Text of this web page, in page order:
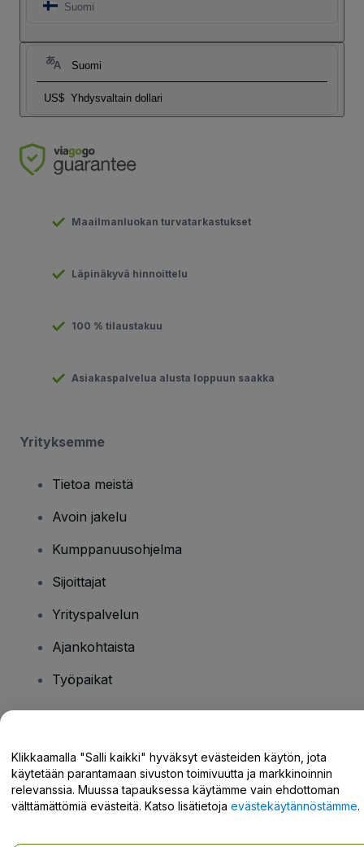
Suomi
Suomi
US$ Yhdysvaltain dollari
Maailmanluokan turvatarkastukset
Läpinäkyvä hinnoittelu
100 % tilaustakuu
Asiakaspalvelua alusta loppuun saakka
Yrityksemme
Tietoa meistä
Avoin jakelu
Kumppanuusohjelma
Sijoittajat
Yrityspalvelun
Ajankohtaista
Työpaikat
Tukikeskus / Ota meihin yhteyttä
Klikkaamalla "Salli kaikki" hyväksyt evästeiden käytön, jota
käytetään parantamaan sivuston toimivuutta ja markkinoinnin
relevanssia. Muussa tapauksessa käytämme vain ehdottoman
välttämättömiä evästeitä. Katso lisätietoja evästekäytännöstämme.